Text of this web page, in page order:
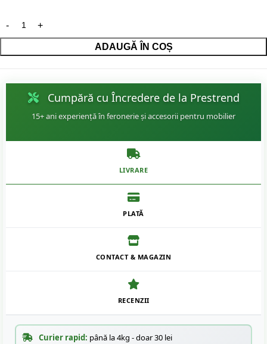
ADAUGĂ ÎN COȘ
Cumpără cu Încredere de la Prestrend
15+ ani experiență în feronerie și accesorii pentru mobilier
LIVRARE
PLATĂ
CONTACT & MAGAZIN
RECENZII
Curier rapid: până la 4kg - doar 30 lei